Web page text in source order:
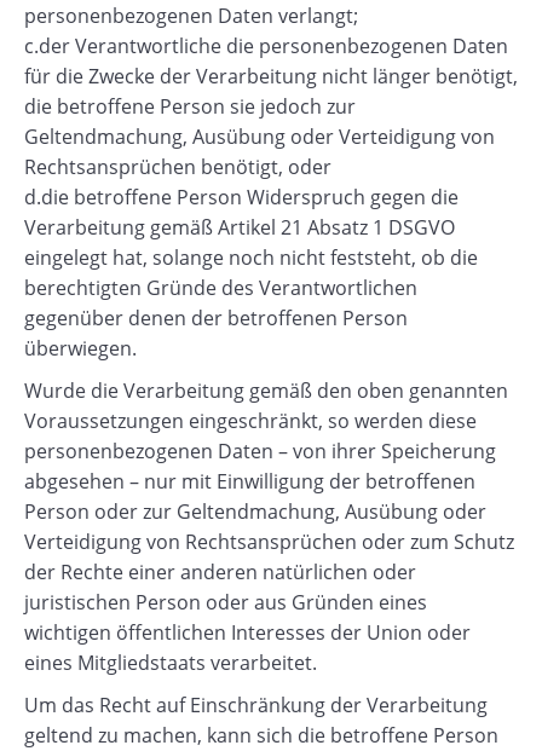
personenbezogenen Daten verlangt;
c.der Verantwortliche die personenbezogenen Daten
für die Zwecke der Verarbeitung nicht länger benötigt,
die betroffene Person sie jedoch zur
Geltendmachung, Ausübung oder Verteidigung von
Rechtsansprüchen benötigt, oder
d.die betroffene Person Widerspruch gegen die
Verarbeitung gemäß Artikel 21 Absatz 1 DSGVO
eingelegt hat, solange noch nicht feststeht, ob die
berechtigten Gründe des Verantwortlichen
gegenüber denen der betroffenen Person
überwiegen.
Wurde die Verarbeitung gemäß den oben genannten
Voraussetzungen eingeschränkt, so werden diese
personenbezogenen Daten – von ihrer Speicherung
abgesehen – nur mit Einwilligung der betroffenen
Person oder zur Geltendmachung, Ausübung oder
Verteidigung von Rechtsansprüchen oder zum Schutz
der Rechte einer anderen natürlichen oder
juristischen Person oder aus Gründen eines
wichtigen öffentlichen Interesses der Union oder
eines Mitgliedstaats verarbeitet.
Um das Recht auf Einschränkung der Verarbeitung
geltend zu machen, kann sich die betroffene Person